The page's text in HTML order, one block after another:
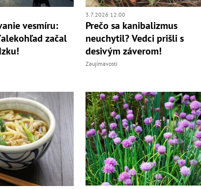
vesmíru:
začal
3.7.2026 12:00
Prečo sa kanibalizmus
neuchytil? Vedci prišli s
desivým záverom!
Zaujímavosti